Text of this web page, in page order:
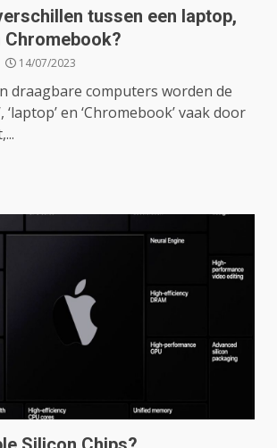
tussen een laptop,
14/07/2023
draagbare computers worden de
‘laptop’ en ‘Chromebook’ vaak door